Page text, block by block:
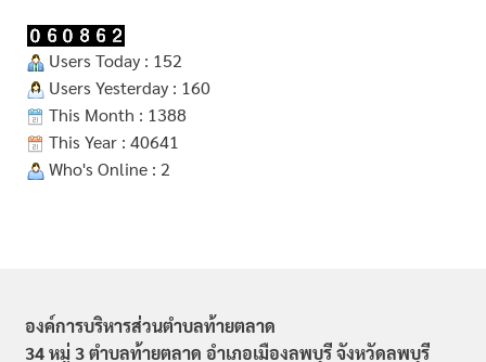
Users Today : 152
Users Yesterday : 160
This Month : 1388
This Year : 40641
Who's Online : 2
องค์การบริหารส่วนตำบลท้ายตลาด
34 หมู่ 3 ตำบลท้ายตลาด อำเภอเมืองลพบุรี จังหวัดลพบุรี